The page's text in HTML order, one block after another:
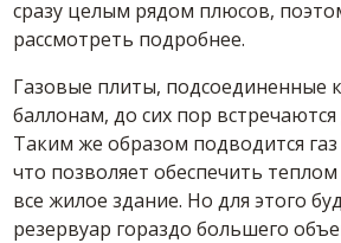
сразу целым рядом плюсов,
рассмотреть подробнее.
Газовые плиты, подсоединенные
баллонам, до сих пор
Таким же образом подводится газ
что позволяет обеспечить
все жилое здание. Но для этого
резервуар гораздо большего